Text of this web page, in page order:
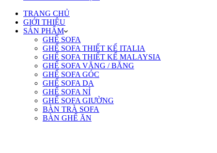
TRANG CHỦ
GIỚI THIỆU
SẢN PHẨM
GHẾ SOFA
GHẾ SOFA THIẾT KẾ ITALIA
GHẾ SOFA THIẾT KẾ MALAYSIA
GHẾ SOFA VĂNG / BĂNG
GHẾ SOFA GÓC
GHẾ SOFA DA
GHẾ SOFA NỈ
GHẾ SOFA GIƯỜNG
BÀN TRÀ SOFA
BÀN GHẾ ĂN